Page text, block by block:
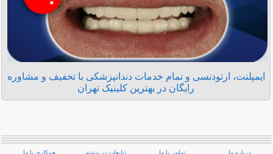
ایمپلنت، ارتودنسی و تمام خدمات دندانپزشکی با تخفیف و مشاوره
رایگان در بهترین کلینیک تهران
درباره ما تماس با ما تبلیغات در بیتوته همکاری با ما